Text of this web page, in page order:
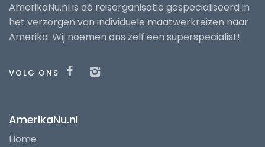
AmerikaNu.nl is dé reisorganisatie gespecialiseerd in
het verzorgen van individuele maatwerkreizen naar
Amerika. Wij noemen ons zelf een superspecialist!
VOLG ONS
AmerikaNu.nl
Home